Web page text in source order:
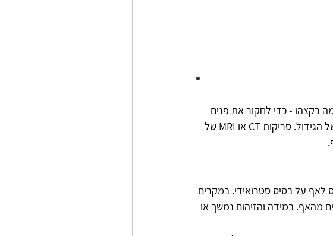
בקצהו - כדי לחקור את פנים
האף. במקרים מסוימים הרופא יחליט לקחת דגימה קטנה, הנקראת ביופסיה, של הגידול. סריקות CT או MRI של
לאף על בסיס סטרואידי. במקרים
מהאף. במידה והזיהום נמשך או